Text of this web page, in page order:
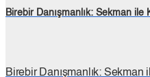
Birebir Danışmanlık: Sekman ile
Birebir Danışmanlık: